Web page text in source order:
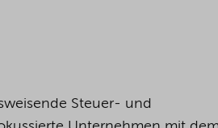
Steuer- und